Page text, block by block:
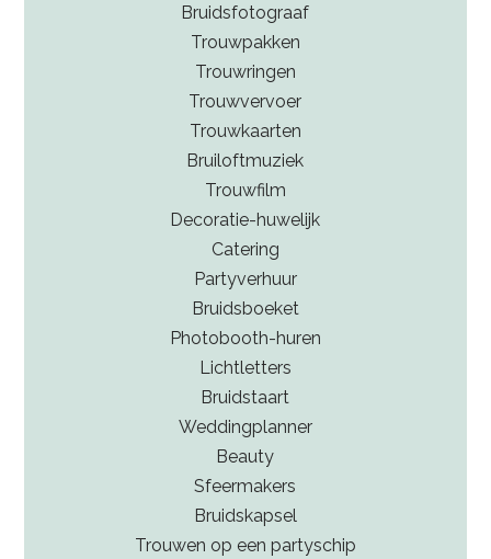
Bruidsfotograaf
Trouwpakken
Trouwringen
Trouwvervoer
Trouwkaarten
Bruiloftmuziek
Trouwfilm
Decoratie-huwelijk
Catering
Partyverhuur
Bruidsboeket
Photobooth-huren
Lichtletters
Bruidstaart
Weddingplanner
Beauty
Sfeermakers
Bruidskapsel
Trouwen op een partyschip